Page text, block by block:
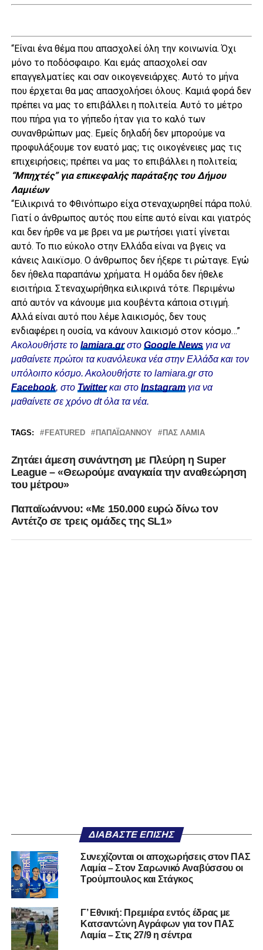
“Είναι ένα θέμα που απασχολεί όλη την κοινωνία. Όχι
μόνο το ποδόσφαιρο. Και εμάς απασχολεί σαν
επαγγελματίες και σαν οικογενειάρχες. Αυτό το μήνα
που έρχεται θα μας απασχολήσει όλους. Καμιά φορά δεν
πρέπει να μας το επιβάλλει η πολιτεία. Αυτό το μέτρο
που πήρα για το γήπεδο ήταν για το καλό των
συνανθρώπων μας. Εμείς δηλαδή δεν μπορούμε να
προφυλάξουμε τον ευατό μας; τις οικογένειες μας τις
επιχειρήσεις; πρέπει να μας το επιβάλλει η πολιτεία;
“Μπηχτές” για επικεφαλής παράταξης του Δήμου
Λαμιέων
“Ειλικρινά το Φθινόπωρο είχα στεναχωρηθεί πάρα πολύ.
Γιατί ο άνθρωπος αυτός που είπε αυτό είναι και γιατρός
και δεν ήρθε να με βρει να με ρωτήσει γιατί γίνεται
αυτό. Το πιο εύκολο στην Ελλάδα είναι να βγεις να
κάνεις λαικϊσμο. Ο άνθρωπος δεν ήξερε τι ρώταγε. Εγώ
δεν ήθελα παραπάνω χρήματα. Η ομάδα δεν ήθελε
εισιτήρια. Στεναχωρήθηκα ειλικρινά τότε. Περιμένω
από αυτόν να κάνουμε μια κουβέντα κάποια στιγμή.
Αλλά είναι αυτό που λέμε λαικισμός, δεν τους
ενδιαφέρει η ουσία, να κάνουν λαικισμό στον κόσμο…”
Ακολουθήστε το lamiara.grστο Google Newsγια να
μαθαίνετε πρώτοι τα κυανόλευκα νέα στην Ελλάδα και τον
υπόλοιπο κόσμο. Ακολουθήστε το lamiara.gr στο
Facebook, στο Twitterκαι στο Instagram για να
μαθαίνετε σε χρόνο dt όλα τα νέα.
TAGS: FEATURED ΠΑΠΑΪΩΑΝΝΟΥ ΠΑΣ ΛΑΜΙΑ
Ζητάει άμεση συνάντηση με Πλεύρη η Super
League – «Θεωρούμε αναγκαία την αναθεώρηση
του μέτρου»
Παπαϊωάννου: «Με 150.000 ευρώ δίνω τον
Αντέτζο σε τρεις ομάδες της SL1»
ΔΙΑΒΆΣΤΕ ΕΠΊΣΗΣ
Συνεχίζονται οι αποχωρήσεις στον ΠΑΣ
Λαμία – Στον Σαρωνικό Αναβύσσου οι
Τρούμπουλος και Στάγκος
Γ’ Εθνική: Πρεμιέρα εντός έδρας με
Κατσαντώνη Αγράφων για τον ΠΑΣ
Λαμία – Στις 27/9 η σέντρα